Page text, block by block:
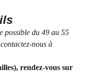
possible du 49 au 55
nous à
rendez-vous sur